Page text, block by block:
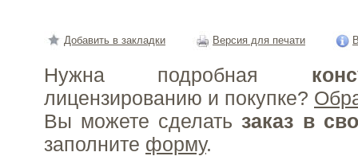
Добавить в закладки Версия для печати
Нужна подробная
лицензированию и покупке?
Вы можете сделать заказ в
заполните форму.